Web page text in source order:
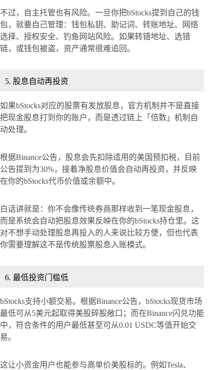
不过，自主托管也有风险。一旦你把bStocks提到自己的钱
包，就要自己管理：钱包私钥、助记词、转账地址、网络
选择、授权安全、钓鱼网站风险。如果转错地址、选错
链，或钱包被盗，资产通常很难追回。
5. 股息自动再投资
如果bStocks对应的股票有发放股息，官方机制并不是直接
把现金股息打到你的账户，而是透过链上「倍数」机制自
动处理。
根据Binance公告，股息会先扣除适用的美国预扣税，目前
公告提到为30%，接着净股息价值会自动再投资，并反映
在你的bStocks代币价值或余额中。
白话讲就是：你不会像传统券商那样收到一笔现金股息，
而是系统会自动把股息效果反映在你的bStocks持仓里。这
对不想手动处理股息再投入的人来说比较方便，但也代表
你需要理解这不是传统股票股息入账模式。
6. 最低投资门槛低
bStocks支持小额交易。根据Binance公告，bStocks现货市场
最低可从5美元起取得美股碎股敞口；而在Binance闪兑功能
中，符合条件的用户最低甚至可从0.01 USDC等值开始交
易。
这让小资金用户也能参与高单价美股标的。例如Tesla、